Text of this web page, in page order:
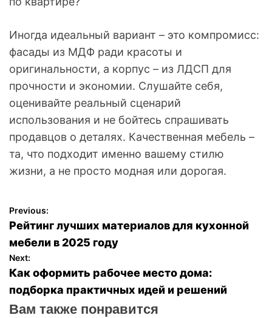
Иногда идеальный вариант – это компромисс:
фасады из МДФ ради красоты и
оригинальности, а корпус – из ЛДСП для
прочности и экономии. Слушайте себя,
оценивайте реальный сценарий
использования и не бойтесь спрашивать
продавцов о деталях. Качественная мебель –
та, что подходит именно вашему стилю
жизни, а не просто модная или дорогая.
Н
а
в
и
Previous:
Рейтинг лучших материалов для кухонной
мебели в 2025 году
Next:
Как оформить рабочее место дома:
подборка практичных идей и решений
Вам также понравится